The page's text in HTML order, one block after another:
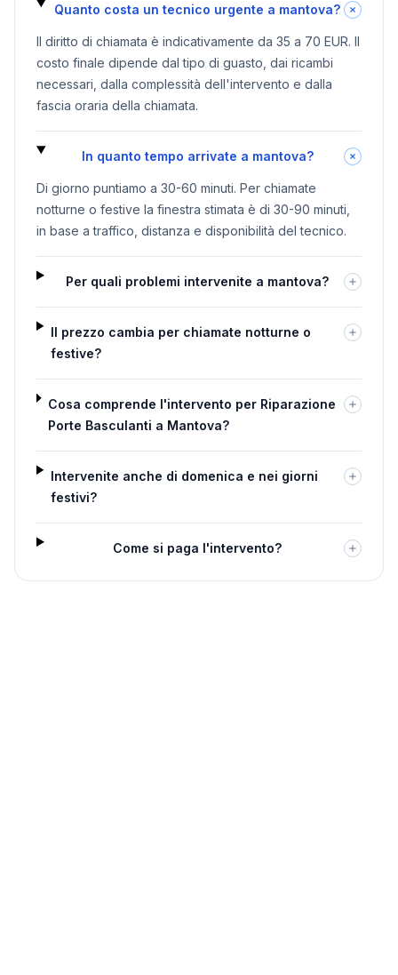
Quanto costa un tecnico urgente a mantova?
Il diritto di chiamata è indicativamente da 35 a 70 EUR. Il
costo finale dipende dal tipo di guasto, dai ricambi
necessari, dalla complessità dell'intervento e dalla
fascia oraria della chiamata.
In quanto tempo arrivate a mantova?
Di giorno puntiamo a 30-60 minuti. Per chiamate
notturne o festive la finestra stimata è di 30-90 minuti,
in base a traffico, distanza e disponibilità del tecnico.
Per quali problemi intervenite a mantova?
Il prezzo cambia per chiamate notturne o
festive?
Cosa comprende l'intervento per Riparazione
Porte Basculanti a Mantova?
Intervenite anche di domenica e nei giorni
festivi?
Come si paga l'intervento?